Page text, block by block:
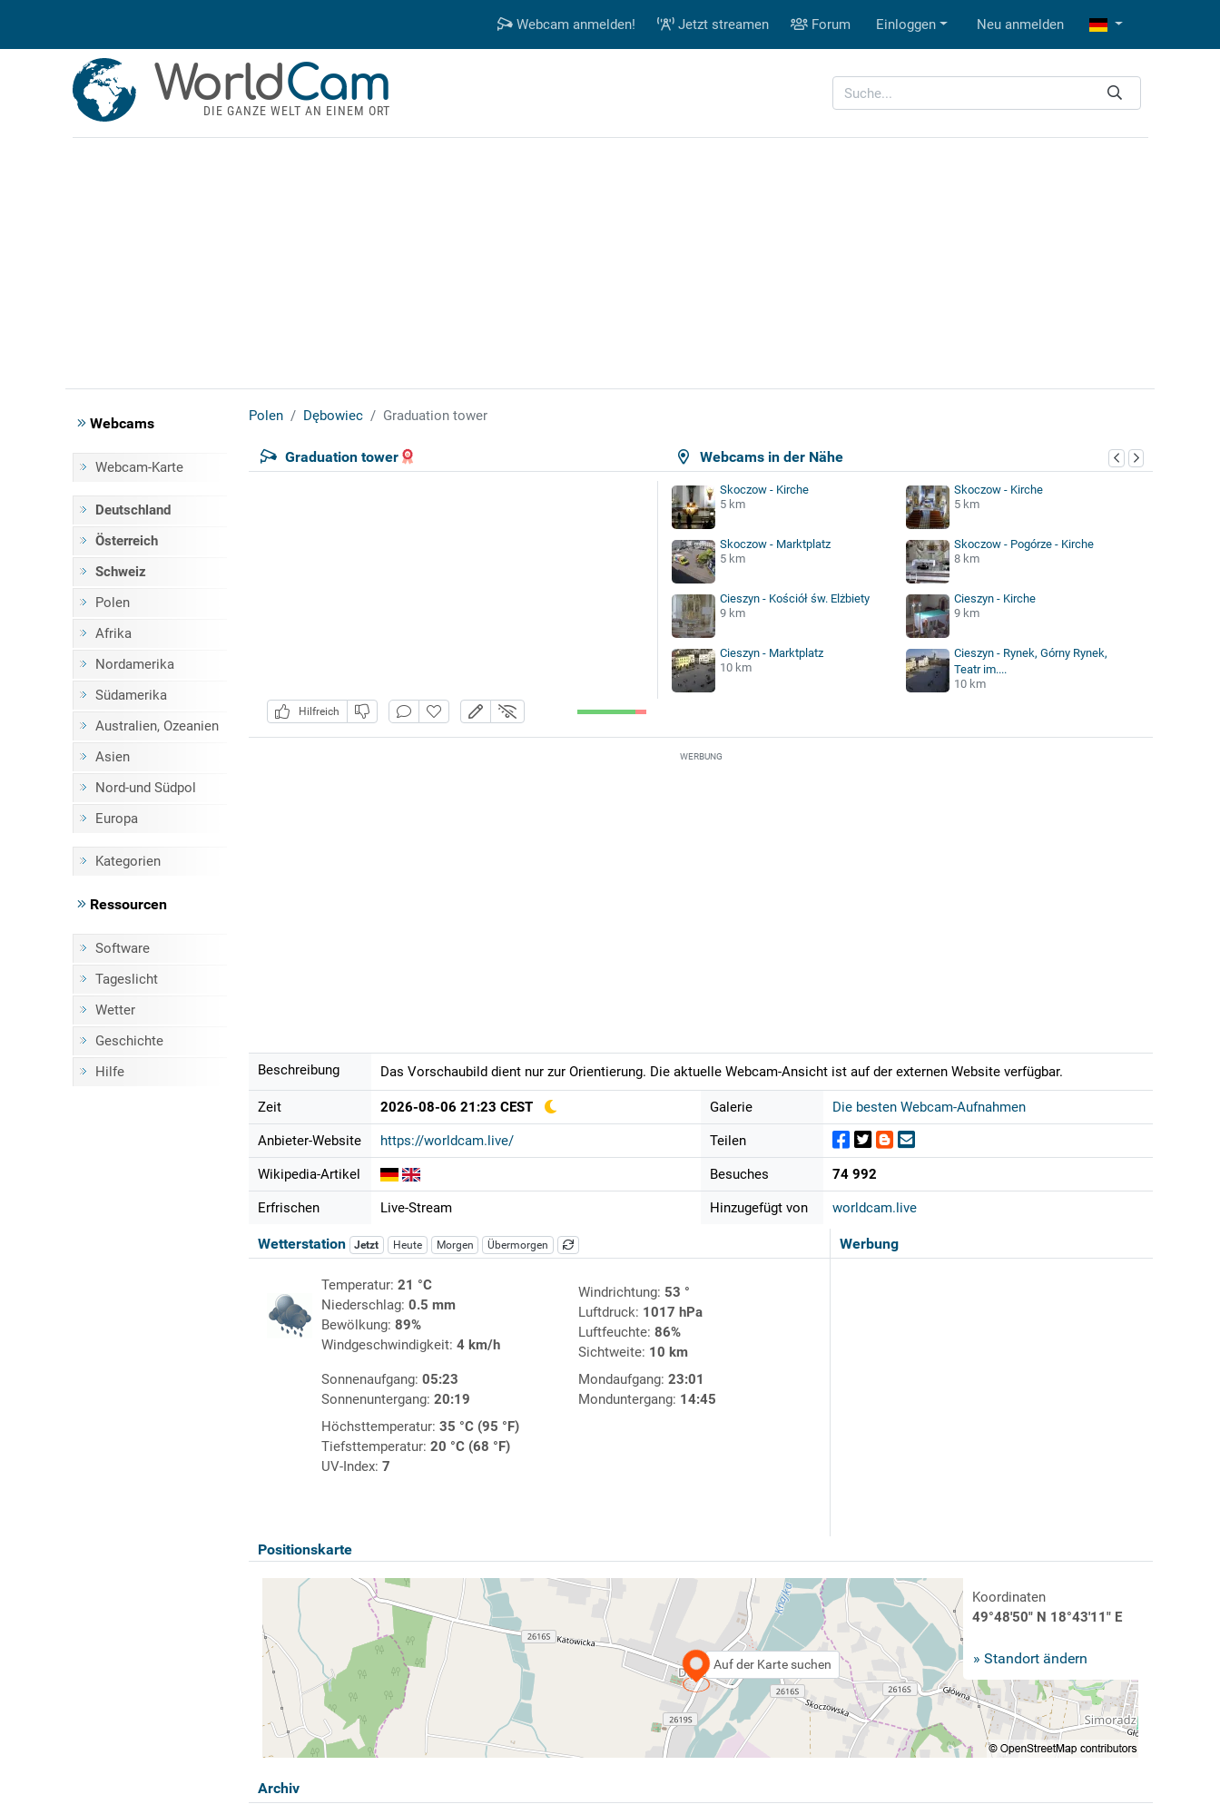
Webcam anmelden! Jetzt streamen Forum Einloggen Neu anmelden
WorldCam
DIE GANZE WELT AN EINEM ORT
Webcams
Webcam-Karte
Deutschland
Österreich
Schweiz
Polen
Afrika
Nordamerika
Südamerika
Australien, Ozeanien
Asien
Nord-und Südpol
Europa
Kategorien
Ressourcen
Software
Tageslicht
Wetter
Geschichte
Hilfe
Polen Dębowiec Graduation tower
Webcams in der Nähe
Graduation tower
Hilfreich
Skoczow - Kirche
5 km
Skoczow - Kirche
5 km
Skoczow - Marktplatz
5 km
Skoczow - Pogórze - Kirche
8 km
Cieszyn - Kościół św. Elżbiety
9 km
Cieszyn - Kirche
9 km
Cieszyn - Marktplatz
10 km
Cieszyn - Rynek, Górny Rynek,
Teatr im....
10 km
WERBUNG
Beschreibung Das Vorschaubild dient nur zur Orientierung. Die aktuelle Webcam-Ansicht ist auf der externen Website verfügbar.
Zeit 2026-08-06 21:23 CEST
Anbieter-Website https://worldcam.live/
Wikipedia-Artikel
Erfrischen Live-Stream
Galerie Die besten Webcam-Aufnahmen
Teilen
Besuches 74 992
Hinzugefügt von worldcam.live
Werbung
Wetterstation Jetzt Heute Morgen Übermorgen
Temperatur: 21 °C
Niederschlag: 0.5 mm
Bewölkung: 89%
Windgeschwindigkeit: 4 km/h
Windrichtung: 53 °
Luftdruck: 1017 hPa
Luftfeuchte: 86%
Sichtweite: 10 km
Sonnenaufgang: 05:23
Sonnenuntergang: 20:19
Mondaufgang: 23:01
Monduntergang: 14:45
Höchsttemperatur: 35 °C (95 °F)
Tiefsttemperatur: 20 °C (68 °F)
UV-Index: 7
Positionskarte
Auf der Karte suchen
Koordinaten
49°48'50" N 18°43'11" E
» Standort ändern
Archiv